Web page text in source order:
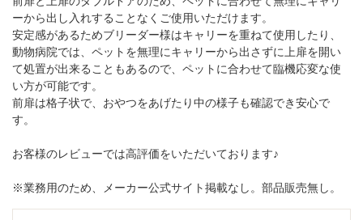
ーから出し入れすることなくご使用いただけます。
安定感があるためブリーダー様はキャリーを重ねて使用したり、
動物病院では、ペットを無理にキャリーから出さずに上扉を開い
て処置が出来ることもあるので、ペットに合わせて臨機応変な使
い方が可能です。
前扉は格子状で、おやつをあげたり中の様子も確認でき安心で
す。
お客様のレビューでは高評価をいただいております♪
※業務用のため、メーカー公式サイト掲載なし。部品販売無し。